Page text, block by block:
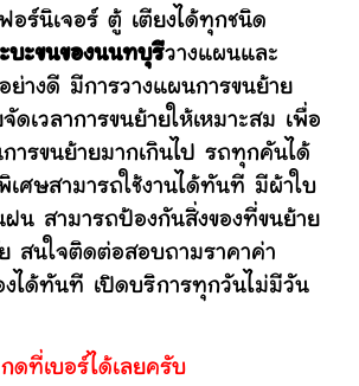
อร์นิเจอร์ ตู้ เตียงได้ทุกชนิด
ะบะขนของนนทบุรีวางแผนและ
ย่างดี มีการวางแผนการขนย้าย
ดเวลาการขนย้ายให้เหมาะสม เพื่อ
การขนย้ายมากเกินไป รถทุกคันได้
เศษสามารถใช้งานได้ทันที มีผ้าใบ
น สามารถป้องกันสิ่งของที่ขนย้าย
สนใจติดต่อสอบถามราคาค่า
งได้ทันที เปิดบริการทุกวันไม่มีวัน
กดที่เบอร์ได้เลยครับ